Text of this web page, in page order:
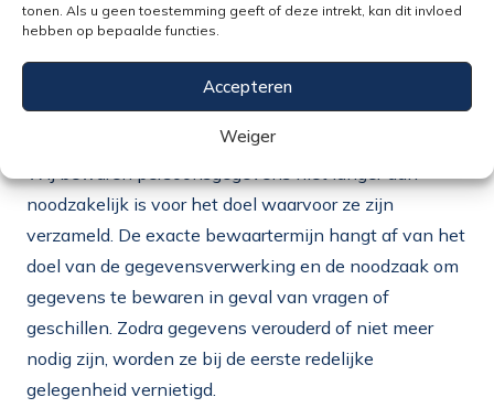
tonen. Als u geen toestemming geeft of deze intrekt, kan dit invloed
hebben op bepaalde functies.
Accepteren
Weiger
Adviesdoeleinden, indien u hierom heeft verzocht
Analyses en rapportages ter verbetering van
onze dienstverlening
Wij bewaren persoonsgegevens niet langer dan
noodzakelijk is voor het doel waarvoor ze zijn
verzameld. De exacte bewaartermijn hangt af van het
doel van de gegevensverwerking en de noodzaak om
gegevens te bewaren in geval van vragen of
geschillen. Zodra gegevens verouderd of niet meer
nodig zijn, worden ze bij de eerste redelijke
gelegenheid vernietigd.